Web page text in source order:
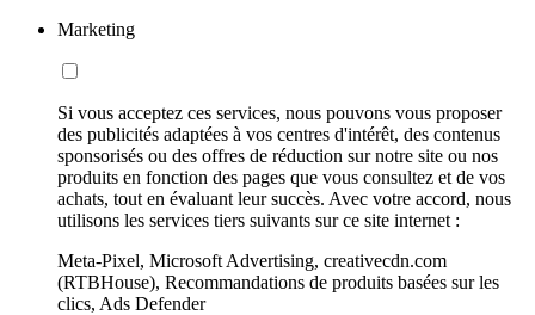
Marketing
Si vous acceptez ces services, nous pouvons vous proposer
des publicités adaptées à vos centres d'intérêt, des contenus
sponsorisés ou des offres de réduction sur notre site ou nos
produits en fonction des pages que vous consultez et de vos
achats, tout en évaluant leur succès. Avec votre accord, nous
utilisons les services tiers suivants sur ce site internet :
Meta-Pixel, Microsoft Advertising, creativecdn.com
(RTBHouse), Recommandations de produits basées sur les
clics, Ads Defender